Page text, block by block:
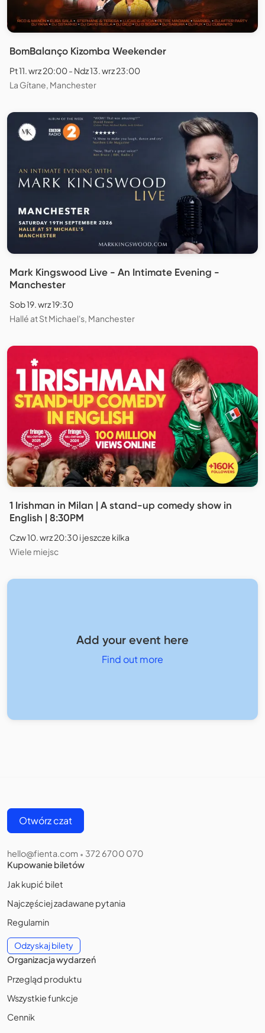
BomBalanço Kizomba Weekender
Pt 11. wrz 20:00 - Ndz 13. wrz 23:00
La Gítane, Manchester
Mark Kingswood Live - An Intimate Evening -
Manchester
Sob 19. wrz 19:30
Hallé at St Michael's, Manchester
1 Irishman in Milan | A stand-up comedy show in
English | 8:30PM
Czw 10. wrz 20:30 i jeszcze kilka
Wiele miejsc
Add your event here
Find out more
Otwórz czat
hello@fienta.com • 372 6700 070
Kupowanie biletów
Jak kupić bilet
Najczęściej zadawane pytania
Regulamin
Odzyskaj bilety
Organizacja wydarzeń
Przegląd produktu
Wszystkie funkcje
Cennik